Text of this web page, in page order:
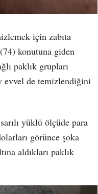
için zabıta
konutuna giden
paklık grupları
evvel de temizlendiğini
yüklü ölçüde para
görünce şoka
aldıkları paklık